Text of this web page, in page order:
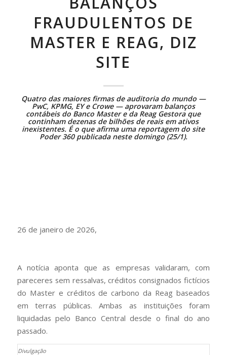
FRAUDULENTOS DE
MASTER E REAG, DIZ
SITE
Quatro das maiores firmas de auditoria do mundo —
PwC, KPMG, EY e Crowe — aprovaram balanços
contábeis do Banco Master e da Reag Gestora que
continham dezenas de bilhões de reais em ativos
inexistentes. É o que afirma uma reportagem do site
Poder 360 publicada neste domingo (25/1).
26 de janeiro de 2026,
A notícia aponta que as empresas validaram, com
pareceres sem ressalvas, créditos consignados fictícios
do Master e créditos de carbono da Reag baseados
em terras públicas. Ambas as instituições foram
liquidadas pelo Banco Central desde o final do ano
passado.
Divulgação